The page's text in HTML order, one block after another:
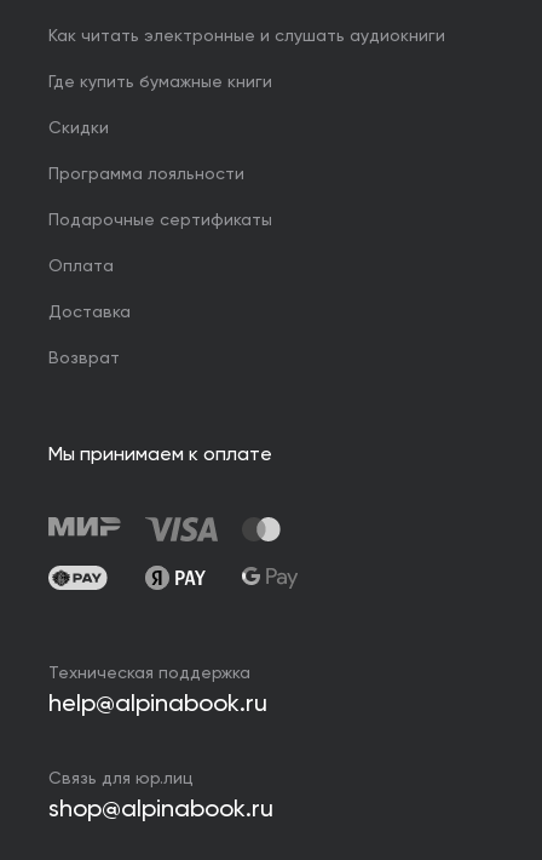
Как читать электронные и слушать аудиокниги
Где купить бумажные книги
Скидки
Программа лояльности
Подарочные сертификаты
Оплата
Доставка
Возврат
Мы принимаем к оплате
Техническая поддержка
help@alpinabook.ru
Связь для юр.лиц
shop@alpinabook.ru